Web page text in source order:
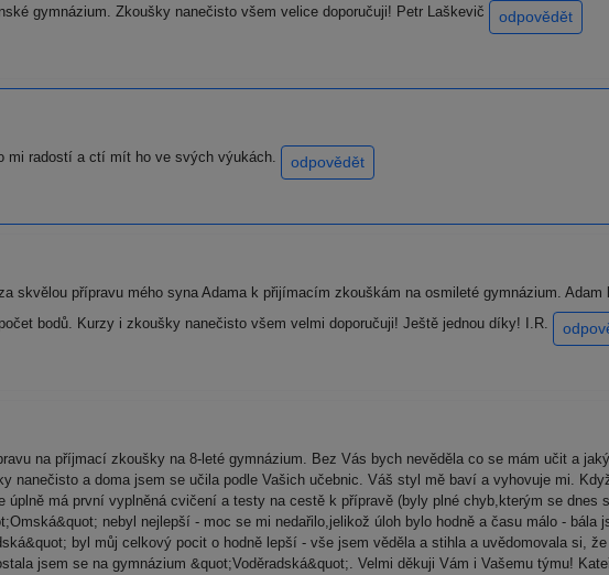
gymnázium. Zkoušky nanečisto všem velice doporučuji! Petr Laškevič
odpovědět
mi radostí a ctí mít ho ve svých výukách. odpovědět
skvělou přípravu mého syna Adama k přijímacím zkouškám na osmileté gymnázium. Adam
bodů. Kurzy i zkoušky nanečisto všem velmi doporučuji! Ještě jednou díky! I.R.
na příjmací zkoušky na 8-leté gymnázium. Bez Vás bych nevěděla co se mám učit a
nanečisto a doma jsem se učila podle Vašich učebnic. Váš styl mě baví a vyhovuje mi.
má první vyplněná cvičení a testy na cestě k přípravě (byly plné chyb,kterým se dnes
nebyl nejlepší - moc se mi nedařilo,jelikož úloh bylo hodně a času málo - bála
byl můj celkový pocit o hodně lepší - vše jsem věděla a stihla a uvědomovala si,
jsem se na gymnázium &quot;Voděradská&quot;. Velmi děkuji Vám i Vašemu týmu!